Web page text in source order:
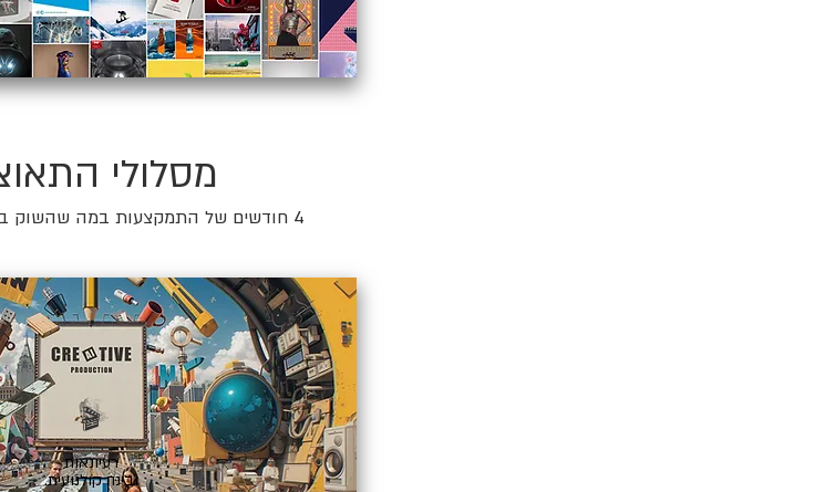
מסלולי
4 חודשים של התמקצעות במה שהשוק באמת צריך עכשיו.
🎬
רעיונאות
ובינה קולנועית.